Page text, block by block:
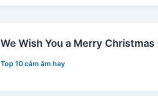
We Wish You a Merry Christmas
Top 10 cảm âm hay